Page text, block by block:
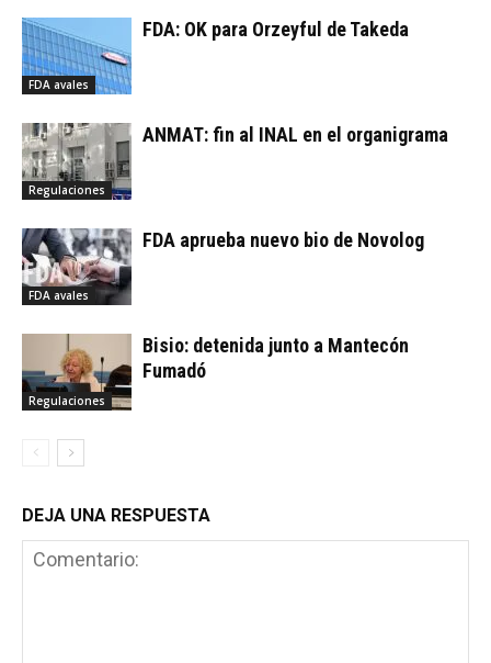
FDA avales
FDA: OK para Orzeyful de Takeda
Regulaciones
ANMAT: fin al INAL en el organigrama
FDA avales
FDA aprueba nuevo bio de Novolog
Regulaciones
Bisio: detenida junto a Mantecón
Fumadó
DEJA UNA RESPUESTA